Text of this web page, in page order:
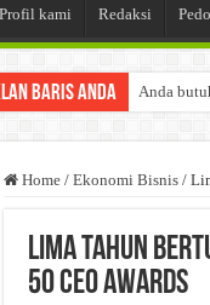
Profil kami Redaksi
Baris Anda Anda
Home / Ekonomi Bisnis /
Lima Tahun
50 CEO Awards